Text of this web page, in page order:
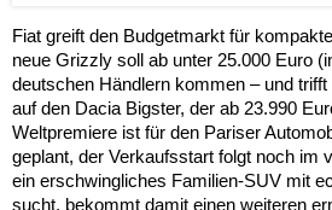
Fiat greift den Budgetmarkt für
neue Grizzly soll ab unter 25.000 Euro
deutschen Händlern kommen – und
auf den Dacia Bigster, der ab 23.990
Weltpremiere ist für den Pariser
geplant, der Verkaufsstart folgt noch im
ein erschwingliches Familien-SUV mit
sucht, bekommt damit einen weiteren